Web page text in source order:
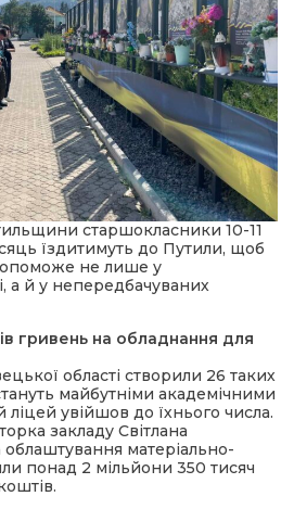
старшокласники 10-11
їздитимуть до Путили, щоб
не лише у
а й у непередбачуваних
гривень на обладнання для
області створили 26 таких
майбутніми академічними
увійшов до їхнього числа.
закладу Світлана
матеріально-
понад 2 мільйони 350 тисяч